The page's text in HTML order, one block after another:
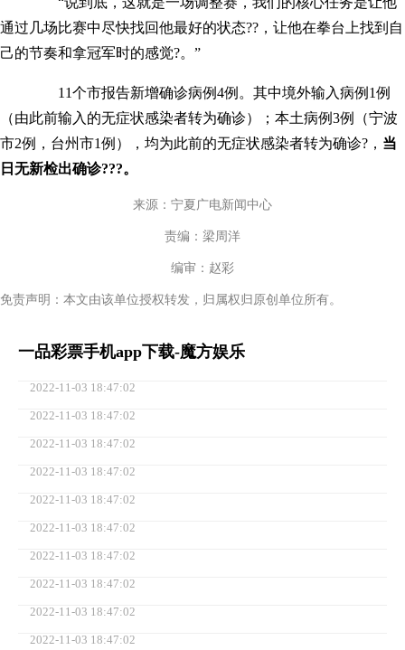
通过几场比赛中尽快找回他最好的状态??，让他在拳台上找到自
己的节奏和拿冠军时的感觉?。”
11个市报告新增确诊病例4例。其中境外输入病例1例
（由此前输入的无症状感染者转为确诊）；本土病例3例（宁波
市2例，台州市1例），均为此前的无症状感染者转为确诊?， 当
日无新检出确诊???。
来源：宁夏广电新闻中心
责编：梁周洋
编审：赵彩
免责声明：本文由该单位授权转发，归属权归原创单位所有。
一品彩票手机app下载-魔方娱乐
2022-11-03 18:47:02
2022-11-03 18:47:02
2022-11-03 18:47:02
2022-11-03 18:47:02
2022-11-03 18:47:02
2022-11-03 18:47:02
2022-11-03 18:47:02
2022-11-03 18:47:02
2022-11-03 18:47:02
2022-11-03 18:47:02